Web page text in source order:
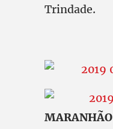
Trindade.
MARANHÃO